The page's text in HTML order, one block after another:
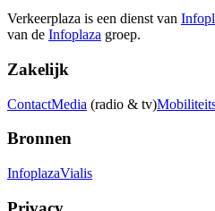
Verkeerplaza is een dienst van
van de Infoplaza groep.
Zakelijk
ContactMedia (radio & tv)
Bronnen
InfoplazaVialis